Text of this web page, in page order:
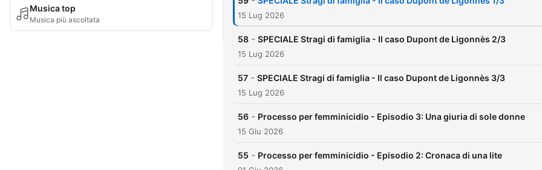
Musica top
Musica più ascoltata
episodio al mese. ---
Network — 📧 Per proposte
15 Lug 2026
58 - SPECIALE Stragi di famiglia - Il caso Dupont de Ligonnès 2/3
15 Lug 2026
57 - SPECIALE Stragi di famiglia - Il caso Dupont de Ligonnès 3/3
15 Lug 2026
56 - Processo per femminicidio - Episodio 3: Una giuria di sole donne
15 Giu 2026
55 - Processo per femminicidio - Episodio 2: Cronaca di una lite